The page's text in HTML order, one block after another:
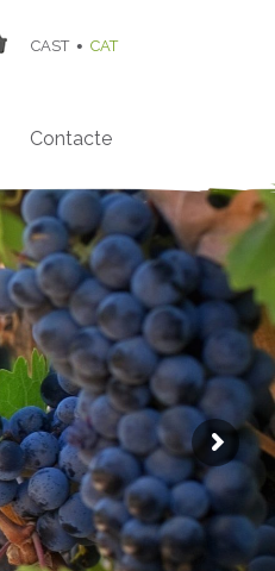
CAST CAT
Contacte